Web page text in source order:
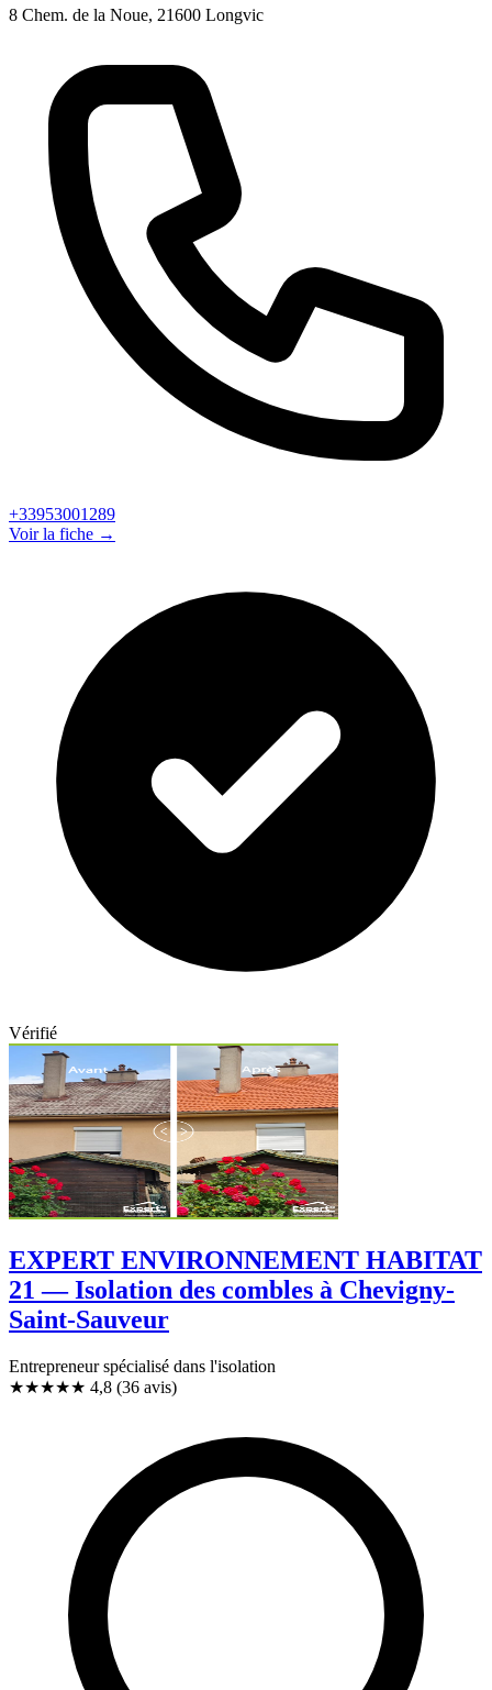
8 Chem. de la Noue, 21600 Longvic
+33953001289
Voir la fiche →
Vérifié
EXPERT ENVIRONNEMENT HABITAT
21 — Isolation des combles à Chevigny-
Saint-Sauveur
Entrepreneur spécialisé dans l'isolation
★★★★★ 4,8 (36 avis)